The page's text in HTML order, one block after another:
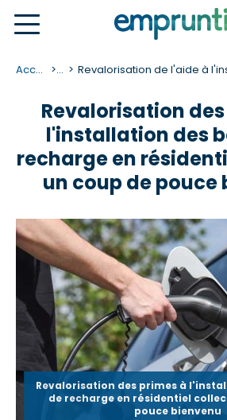
Accueil ... Revalorisation de l'aide à
Revalorisation
l'installation des
recharge en
un coup de pouce
Revalorisation des primes à
de recharge en résidentiel
pouce bienvenu